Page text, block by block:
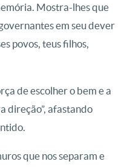
Mostra-lhes que
em seu dever
povos, teus filhos,
de escolher o bem e a
direção”, afastando
que nos separam e